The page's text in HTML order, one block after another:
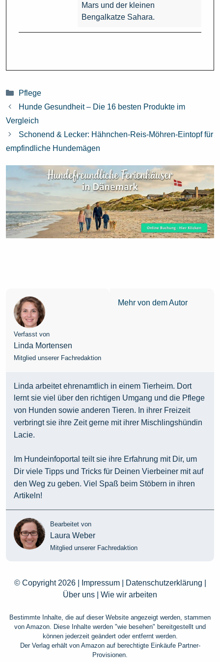
Mars und der kleinen
Bengalkatze Sahara.
Kategorien
Pflege
Hunde Gesundheit – Die 16 besten Produkte im
Vergleich
Schonend & Lecker: Hähnchen-Reis-Möhren-Eintopf für
empfindliche Hundemägen
Verfasst von
Linda Mortensen
Mitglied unserer Fachredaktion
Mehr von dem Autor
Linda arbeitet ehrenamtlich in einem Tierheim. Dort
lernt sie viel über den richtigen Umgang und die Pflege
von Hunden sowie anderen Tieren. In ihrer Freizeit
verbringt sie ihre Zeit gerne mit ihrer Mischlingshündin
Lacie.
Im Hundeinfoportal teilt sie ihre Erfahrung mit Dir, um
Dir viele Tipps und Tricks für Deinen Vierbeiner mit auf
den Weg zu geben. Viel Spaß beim Stöbern in ihren
Artikeln!
Bearbeitet von
Laura Weber
Mitglied unserer Fachredaktion
© Copyright 2026 | Impressum| Datenschutzerklärung
Über uns
Wie wir arbeiten
Bestimmte Inhalte, die auf dieser Website angezeigt werden, stammen
von Amazon. Diese Inhalte werden "wie besehen" bereitgestellt und
können jederzeit geändert oder entfernt werden.
Der Verlag erhält von Amazon auf berechtigte Einkäufe Partner-
Provisionen.